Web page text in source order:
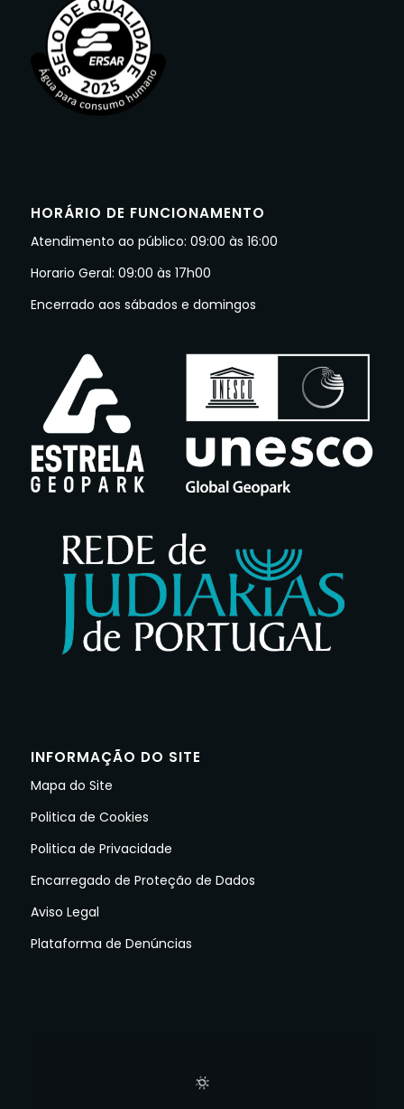
HORÁRIO DE FUNCIONAMENTO
Atendimento ao público: 09:00 às 16:00
Horario Geral: 09:00 às 17h00
Encerrado aos sábados e domingos
INFORMAÇÃO DO SITE
Mapa do Site
Politica de Cookies
Politica de Privacidade
Encarregado de Proteção de Dados
Aviso Legal
Plataforma de Denúncias